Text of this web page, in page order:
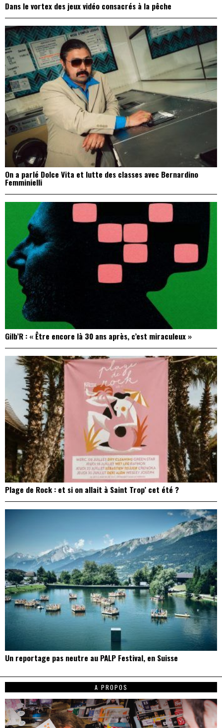
Dans le vortex des jeux vidéo consacrés à la pêche
On a parlé Dolce Vita et lutte des classes avec Bernardino
Femminielli
Gilb’R : « Être encore là 30 ans après, c’est miraculeux »
Plage de Rock : et si on allait à Saint Trop’ cet été ?
Un reportage pas neutre au PALP Festival, en Suisse
A PROPOS